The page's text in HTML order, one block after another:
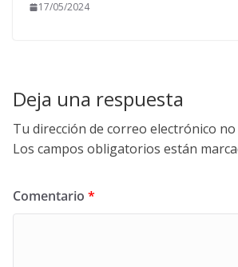
17/05/2024
Deja una respuesta
Tu dirección de correo electrónico
Los campos obligatorios están
Comentario *